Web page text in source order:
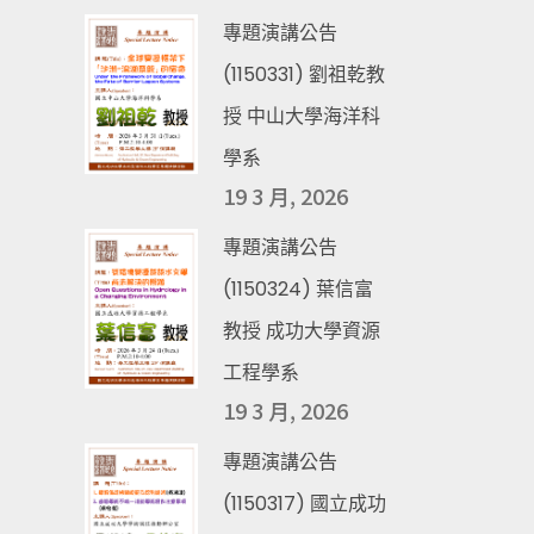
專題演講公告
(1150331) 劉祖乾教
授 中山大學海洋科
學系
19 3 月, 2026
專題演講公告
(1150324) 葉信富
教授 成功大學資源
工程學系
19 3 月, 2026
專題演講公告
(1150317) 國立成功